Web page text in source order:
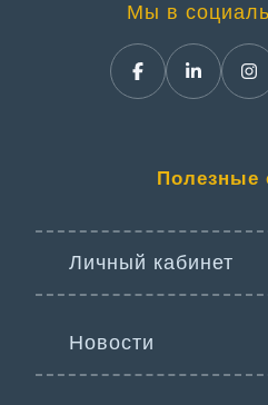
Мы в
Полезные
Личный кабинет
Новости